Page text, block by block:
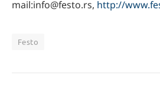
mail:info@festo.rs, http://
Festo